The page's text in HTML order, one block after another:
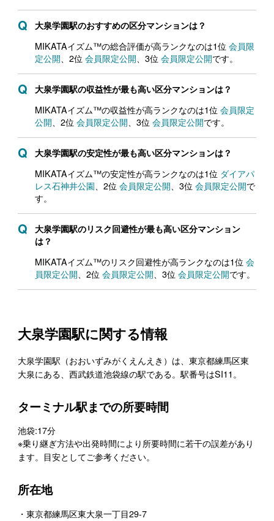
大泉学園駅のおすすめの区分マンションは？
MIKATAイズム™の総合評価が高ランクなのは1位会員限
定公開、2位会員限定公開、3位会員限定公開です。
大泉学園駅の収益性が最も高い区分マンションは？
MIKATAイズム™の収益性が高ランクなのは1位会員限定
公開、2位会員限定公開、3位会員限定公開です。
大泉学園駅の安定性が最も高い区分マンションは？
MIKATAイズム™の安定性が高ランクなのは1位 ダイアパ
レス石神井公園、2位会員限定公開、3位会員限定公開で
す。
大泉学園駅のリスク回避性が最も高い区分マンション
は？
MIKATAイズム™のリスク回避性が高ランクなのは1位会
員限定公開、2位会員限定公開、3位会員限定公開です。
大泉学園駅に関する情報
大泉学園駅（おおいずみがくえんえき）は、東京都練馬区東
大泉にある、西武鉄道池袋線の駅である。駅番号はSI11。
ターミナル駅までの所要時間
池袋:17分
※乗り継ぎ方法や出発時間により所要時間に若干の誤差があり
ます。目安としてご参考ください。
所在地
・東京都練馬区東大泉一丁目29-7